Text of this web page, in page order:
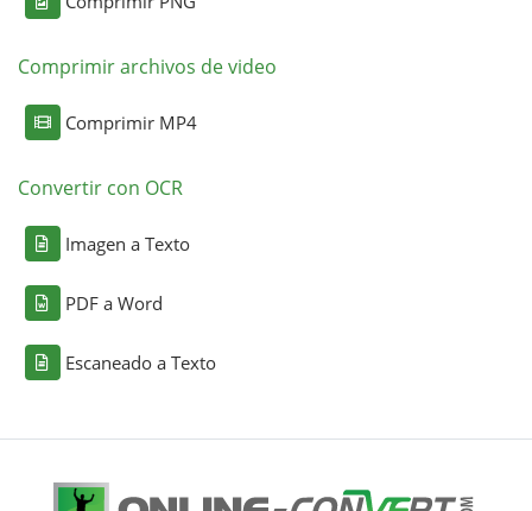
Comprimir archivos de video
Comprimir MP4
Convertir con OCR
Imagen a Texto
PDF a Word
Escaneado a Texto